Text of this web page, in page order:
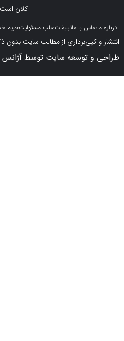
با ما تبلیغاتسلب مسئولیتحریم خصوصی
از مطالب سایت بدون ذکر منبع
سایت توسط آژانس دیجیتال